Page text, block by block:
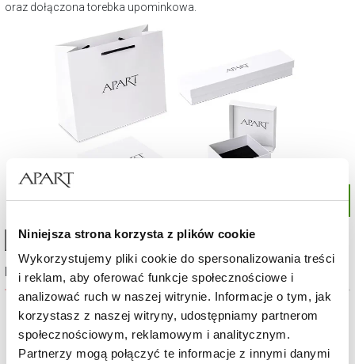
Niniejsza strona korzysta z plików cookie
Wykorzystujemy pliki cookie do spersonalizowania treści
i reklam, aby oferować funkcje społecznościowe i
analizować ruch w naszej witrynie. Informacje o tym, jak
korzystasz z naszej witryny, udostępniamy partnerom
społecznościowym, reklamowym i analitycznym.
Partnerzy mogą połączyć te informacje z innymi danymi
oraz dołączona torebka upominkowa.
High-contrast mode
Najczęściej wybierane
%